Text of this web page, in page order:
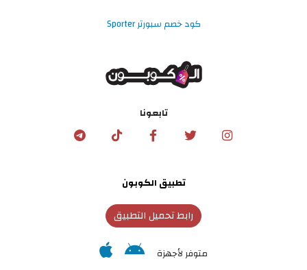
كود خصم سبورتر Sporter
تابعونا
تطبيق الكوبون
رابط تحميل التطبيق
متوفر لأجهزة